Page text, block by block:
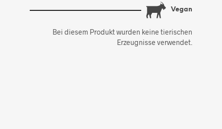
Vegan
Bei diesem Produkt wurden keine tierischen
Erzeugnisse verwendet.